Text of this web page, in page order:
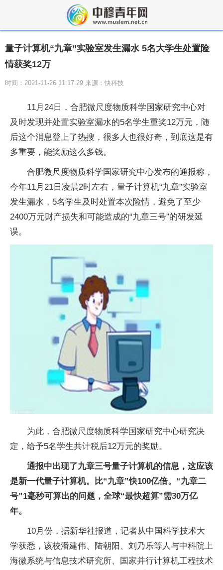
量子计算机“九章”实验室发生漏水 5名大学生处置险
情获奖12万
时间：2021-11-26 11:17:29 来源：快科技
11月24日，合肥微尺度物质科学国家研究中心对
及时发现并处置实验室漏水的5名学生重奖12万元，随
后这个消息登上了热搜，很多人也很好奇，到底这是有
多重要，能奖励这么多钱。
合肥微尺度物质科学国家研究中心发布的通报称，
今年11月21日凌晨2时左右，量子计算机“九章”实验室
发生漏水，5名学生及时处置本次险情，避免了至少
2400万元财产损失和可能造成的“九章三号”的研发延
误。
为此，合肥微尺度物质科学国家研究中心研究决
定，给予5名学生共计税后12万元的奖励。
通报中出现了九章三号量子计算机的信息，这应该
是新一代量子计算机。比“九章”快100亿倍。“九章二
号”1毫秒可算出的问题，全球“最快超算”需30万亿
年。
10月份，据新华社报道，记者从中国科学技术大
学获悉，该校潘建伟、陆朝阳、刘乃乐等人与中科院上
海微系统与信息技术研究所、国家并行计算机工程技术